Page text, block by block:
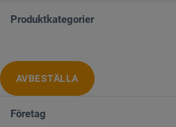
Produktkategorier
AVBESTÄLLA
Företag